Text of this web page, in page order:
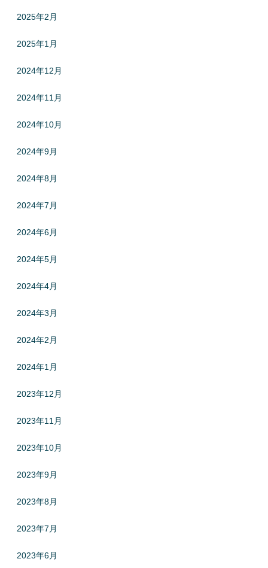
2025年2月
2025年1月
2024年12月
2024年11月
2024年10月
2024年9月
2024年8月
2024年7月
2024年6月
2024年5月
2024年4月
2024年3月
2024年2月
2024年1月
2023年12月
2023年11月
2023年10月
2023年9月
2023年8月
2023年7月
2023年6月